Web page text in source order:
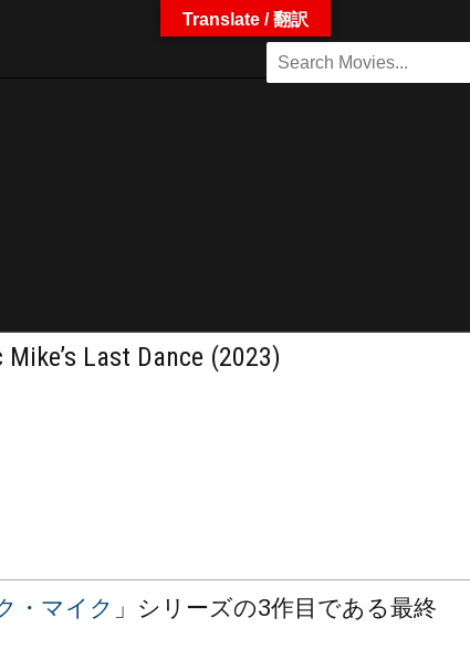
Last Dance (2023)
・マイク 」シリーズの3作目である最終
Translate / 翻訳